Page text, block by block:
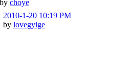
by choye
2010-1-20 10:19 PM
by lovegyige